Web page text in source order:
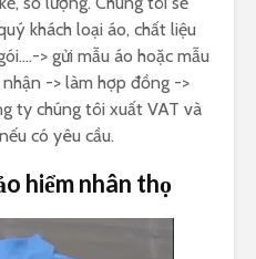
khách loại áo, chất liệu
> gửi mẫu áo hoặc mẫu
-> làm hợp đồng ->
ty chúng tôi xuất VAT và
có yêu cầu.
hiểm nhân thọ